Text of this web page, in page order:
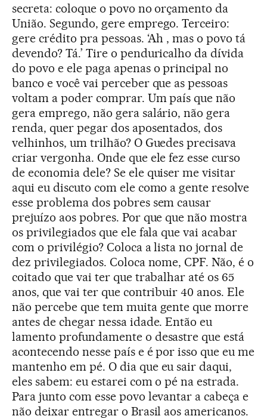
secreta: coloque o povo no orçamento da
União. Segundo, gere emprego. Terceiro:
gere crédito pra pessoas. ‘Ah , mas o povo tá
devendo? Tá.’ Tire o penduricalho da dívida
do povo e ele paga apenas o principal no
banco e você vai perceber que as pessoas
voltam a poder comprar. Um país que não
gera emprego, não gera salário, não gera
renda, quer pegar dos aposentados, dos
velhinhos, um trilhão? O Guedes precisava
criar vergonha. Onde que ele fez esse curso
de economia dele? Se ele quiser me visitar
aqui eu discuto com ele como a gente resolve
esse problema dos pobres sem causar
prejuízo aos pobres. Por que que não mostra
os privilegiados que ele fala que vai acabar
com o privilégio? Coloca a lista no jornal de
dez privilegiados. Coloca nome, CPF. Não, é o
coitado que vai ter que trabalhar até os 65
anos, que vai ter que contribuir 40 anos. Ele
não percebe que tem muita gente que morre
antes de chegar nessa idade. Então eu
lamento profundamente o desastre que está
acontecendo nesse país e é por isso que eu me
mantenho em pé. O dia que eu sair daqui,
eles sabem: eu estarei com o pé na estrada.
Para junto com esse povo levantar a cabeça e
não deixar entregar o Brasil aos americanos.